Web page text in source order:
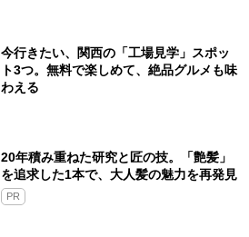
今行きたい、関西の「工場見学」スポッ
ト3つ。無料で楽しめて、絶品グルメも味
わえる
20年積み重ねた研究と匠の技。「艶髪」
を追求した1本で、大人髪の魅力を再発見
PR